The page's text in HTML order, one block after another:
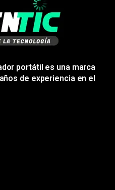
portátil es una marca
de experiencia en el